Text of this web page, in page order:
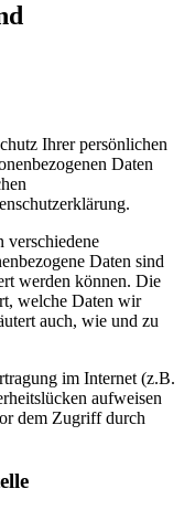
Ihrer persönlichen
Daten
verschiedene
Daten sind
werden können. Die
welche Daten wir
auch, wie und zu
im Internet (z.B.
aufweisen
dem Zugriff durch